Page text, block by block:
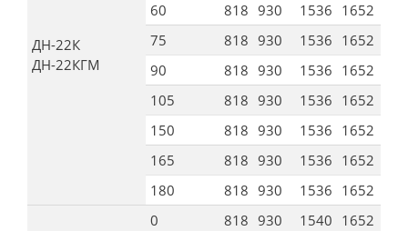
ДН-22К
ДН-22КГМ
60
818 930 1536 1652
75
818 930 1536 1652
90
818 930 1536 1652
105
818 930 1536 1652
150
818 930 1536 1652
165
818 930 1536 1652
180
818 930 1536 1652
0 818 930 1540 1652